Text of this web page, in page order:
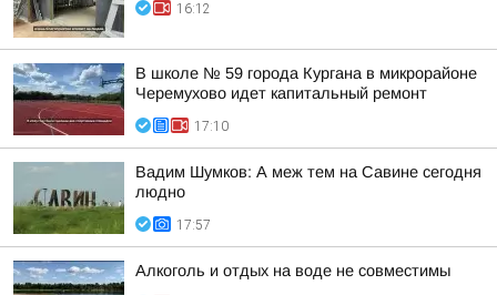
16:12
В школе № 59 города Кургана в микрорайоне
Черемухово идет капитальный ремонт
17:10
Вадим Шумков: А меж тем на Савине сегодня
людно
17:57
Алкоголь и отдых на воде не совместимы